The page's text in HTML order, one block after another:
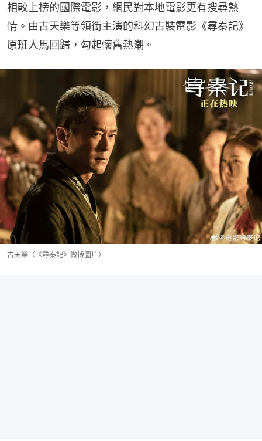
相較上榜的國際電影，網民對本地電影更有搜尋熱
情。由古天樂等領銜主演的科幻古裝電影《尋秦記》
原班人馬回歸，勾起懷舊熱潮。
古天樂（《尋秦記》微博圖片）